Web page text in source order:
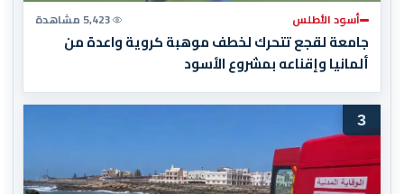
أسود الأطلس 5,423 مشاهدة
جامعة لقجع تتحرك لخطف موهبة كروية واعدة من
ألمانيا وإقناعه بمشروع الأسود
3